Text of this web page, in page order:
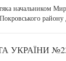
начальником
Покровського
УКРАЇНИ